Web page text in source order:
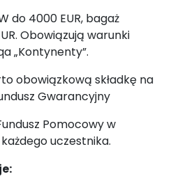
do 4000 EUR, bagaż
Obowiązują warunki
„Kontynenty”.
obowiązkową składkę na
Gwarancyjny
Pomocowy w
uczestnika.
: